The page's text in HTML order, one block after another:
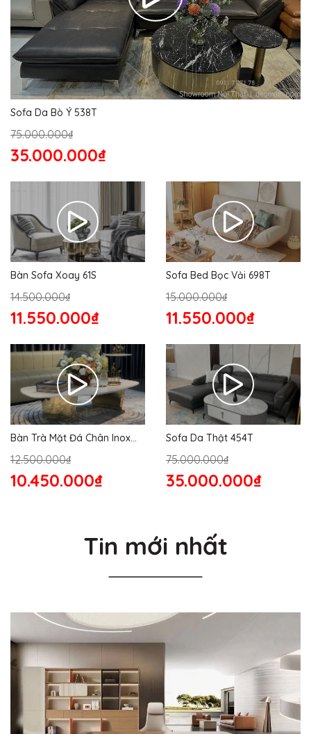
Sofa Da Bò Ý 538T
75.000.000₫
35.000.000₫
Bàn Sofa Xoay 61S
14.500.000₫
11.550.000₫
Sofa Bed Bọc Vải 698T
15.000.000₫
11.550.000₫
Bàn Trà Mặt Đá Chân Inox
12.500.000₫
10.450.000₫
Sofa Da Thật 454T
75.000.000₫
35.000.000₫
Tin mới nhất